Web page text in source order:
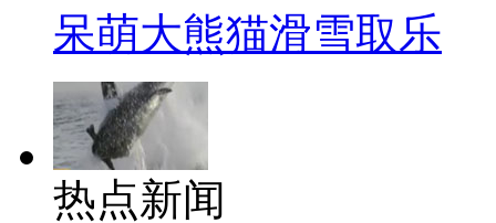
呆萌大熊猫滑雪取乐
热点新闻